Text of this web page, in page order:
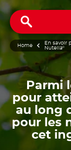
Home
En savoir
Nutella®
Parmi
pour
au long
pour les
cet